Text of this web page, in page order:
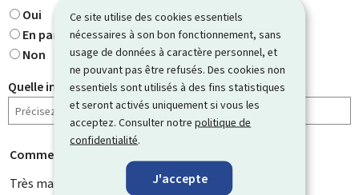
Ce site utilise des cookies essentiels
nécessaires à son bon fonctionnement, sans
usage de données à caractère personnel, et
ne pouvant pas être refusés. Des cookies non
essentiels sont utilisés à des fins statistiques
et seront activés uniquement si vous les
acceptez. Consulter notrepolitique de
confidentialité.
J'accepte
Oui
En partie
Non
Quelle information cherchiez-vous ?
Comment évaluez-vous cette page ?
Très mauvaise